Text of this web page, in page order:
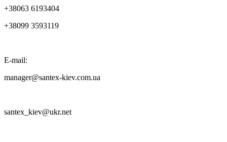
+38063 6193404
+38099 3593119
E-mail:
manager@santex-kiev.com.ua
santex_kiev@ukr.net